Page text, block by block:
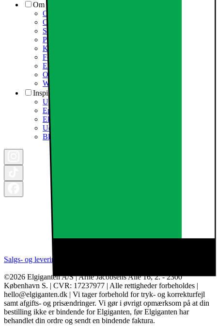
Om Elgiganten
Om Elkjøp Nordic
Om Elgiganten
Samfundsansvar
Presseinformation
Karriere i Elgiganten
Fødevarestyrelsen smiley
Elgigantens Kundeklub
Om Elgiganten Erhverv
Whistleblowing i organisationen
Inspiration
Ugens tilbud - og andre gode priser
Epoq køkken & bryggers
Elgigantens Magasin
Udsalg
Black Friday 2026
Salgs- og leveringsbetingelser
©2026 Elgiganten A/S | Arne Jacobsens Allé 16, 2. - 2300
København S. | CVR: 17237977 | Alle rettigheder forbeholdes |
hello@elgiganten.dk | Vi tager forbehold for tryk- og korrekturfejl
samt afgifts- og prisændringer. Vi gør i øvrigt opmærksom på at din
bestilling ikke er bindende for Elgiganten, før Elgiganten har
behandlet din ordre og sendt en bindende faktura.